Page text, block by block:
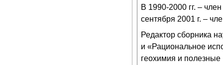
В 1990-2000 гг. –
сентября 2001 г. –
Редактор сборника
и «Рациональное
геохимия и